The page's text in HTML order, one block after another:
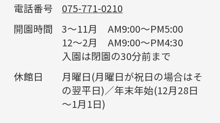
電話番号
075-771-0210
開園時間
3～11月 AM9:00～PM5:00
12～2月 AM9:00～PM4:30
入園は閉園の30分前まで
休館日
月曜日(月曜日が祝日の場合はそ
の翌平日)／年末年始(12月28日
～1月1日)